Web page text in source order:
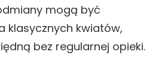
mogą być
klasycznych kwiatów,
bez regularnej opieki.